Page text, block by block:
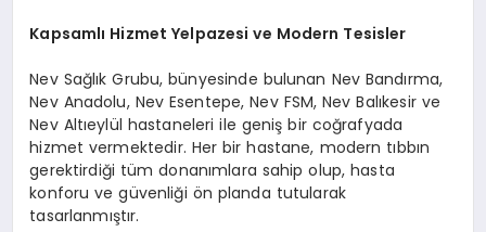
Kapsamlı Hizmet Yelpazesi ve Modern Tesisler
Nev Sağlık Grubu, bünyesinde bulunan Nev Bandırma,
Nev Anadolu, Nev Esentepe, Nev FSM, Nev Balıkesir ve
Nev Altıeylül hastaneleri ile geniş bir coğrafyada
hizmet vermektedir. Her bir hastane, modern tıbbın
gerektirdiği tüm donanımlara sahip olup, hasta
konforu ve güvenliği ön planda tutularak
tasarlanmıştır.